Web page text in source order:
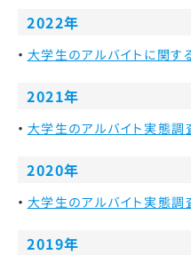
2022年
大学生のアルバイトに関す
2021年
大学生のアルバイト実態調
2020年
大学生のアルバイト実態調
2019年